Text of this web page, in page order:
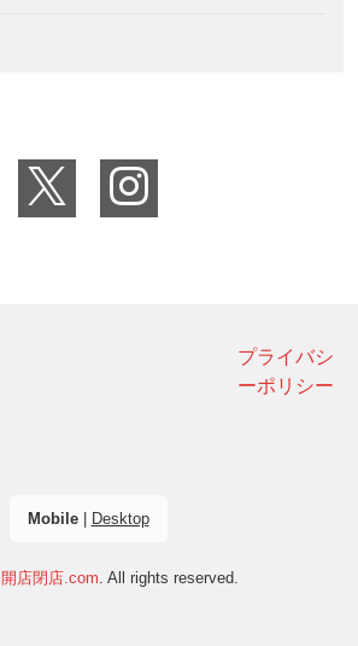
プライバシ
ーポリシー
Mobile| Desktop
開店閉店.com . All rights reserved.